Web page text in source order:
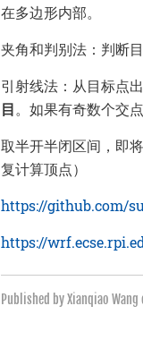
在多边形内部。
夹角和判别法：判断
引射线法：从目标点
目。如果有奇数个交
取半开半闭区间，即
复计算顶点）
https://github.com/
https://
Published by Xianqiao Wang